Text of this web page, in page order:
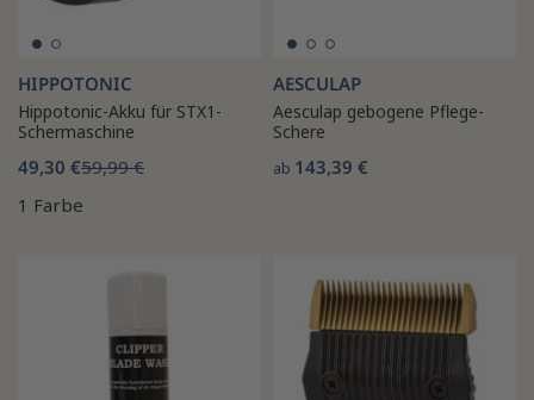
HIPPOTONIC
Hippotonic-Akku für STX1-
Schermaschine
49,30 €59,99 €
1 Farbe
AESCULAP
Aesculap gebogene Pflege-
Schere
ab 143,39 €